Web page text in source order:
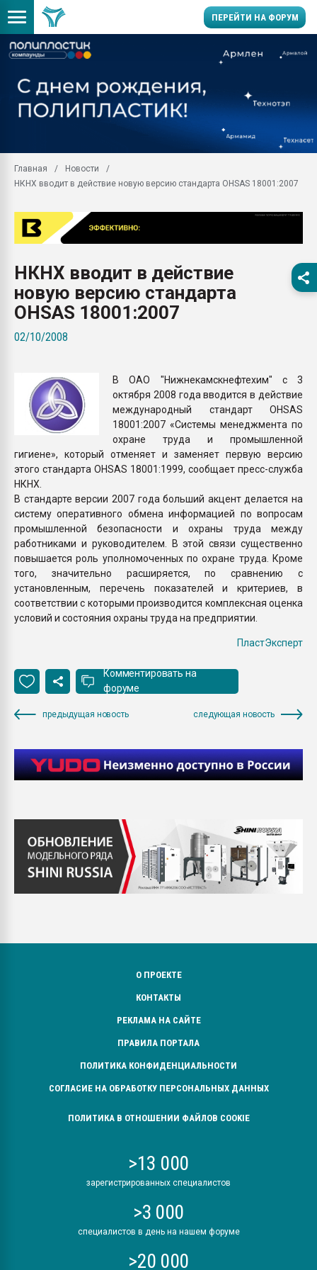
ПЕРЕЙТИ НА ФОРУМ
заводу пластмасс"
28.07.2026
пластмасс
28.07.2026
ПЕРЕЙТИ НА
Главная
Новости
НКНХ вводит в действие новую версию стандарта OHSAS 18001:2007
НКНХ вводит в действие
новую версию стандарта
OHSAS 18001:2007
02/10/2008
В ОАО "Нижнекамскнефтехим" с 3
октября 2008 года вводится в действие
международный стандарт OHSAS
18001:2007 «Системы менеджмента по
охране труда и промышленной
гигиене», который отменяет и заменяет первую версию
этого стандарта OHSAS 18001:1999, сообщает пресс-служба
НКНХ.
В стандарте версии 2007 года больший акцент делается на
систему оперативного обмена информацией по вопросам
промышленной безопасности и охраны труда между
работниками и руководителем. В этой связи существенно
повышается роль уполномоченных по охране труда. Кроме
того, значительно расширяется, по сравнению с
установленным, перечень показателей и критериев, в
соответствии с которыми производится комплексная оценка
условий и состояния охраны труда на предприятии.
ПластЭксперт
Комментировать на
форуме
предыдущая новость следующая новость
О ПРОЕКТЕ
КОНТАКТЫ
РЕКЛАМА НА САЙТЕ
ПРАВИЛА ПОРТАЛА
ПОЛИТИКА КОНФИДЕНЦИАЛЬНОСТИ
СОГЛАСИЕ НА ОБРАБОТКУ ПЕРСОНАЛЬНЫХ ДАННЫХ
ПОЛИТИКА В ОТНОШЕНИИ ФАЙЛОВ COOKIE
>13 000
зарегистрированных специалистов
>3 000
специалистов в день на нашем форуме
>20 000